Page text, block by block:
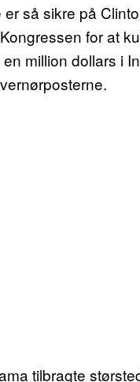
så sikre på
for at
million dollars i
tilbragte